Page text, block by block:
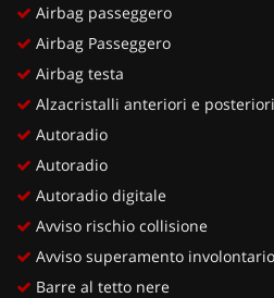
Airbag passeggero
Airbag Passeggero
Airbag testa
Alzacristalli anteriori e
Autoradio
Autoradio
Autoradio digitale
Avviso rischio collisione
Avviso superamento
Barre al tetto nere